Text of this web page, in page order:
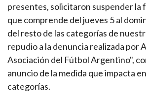
presentes, solicitaron suspender la
que comprende del jueves 5 al
del resto de las categorías de
repudio a la denuncia realizada por
Asociación del Fútbol Argentino",
anuncio de la medida que impacta
categorías.